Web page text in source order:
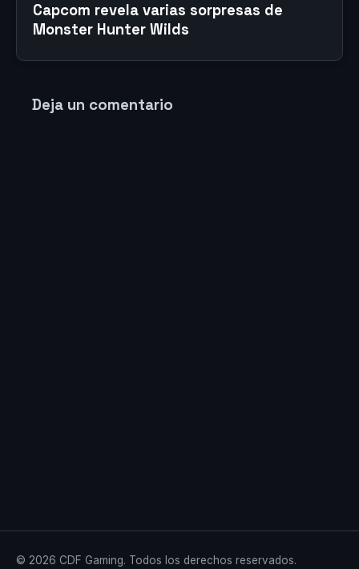
Capcom revela varias sorpresas de
Monster Hunter Wilds
Deja un comentario
© 2026 CDF Gaming. Todos los derechos reservados.